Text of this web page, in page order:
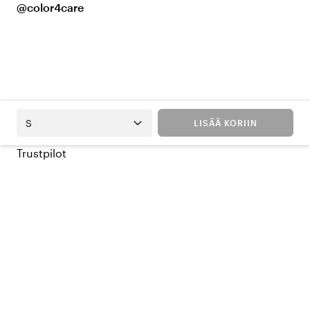
@color4care
S LISÄÄ KORIIN
Trustpilot